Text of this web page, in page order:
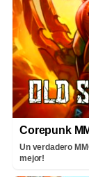
Corepunk
Un verdadero
mejor!